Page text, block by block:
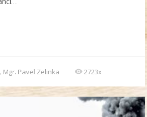
Mgr. Pavel Zelinka 2723x